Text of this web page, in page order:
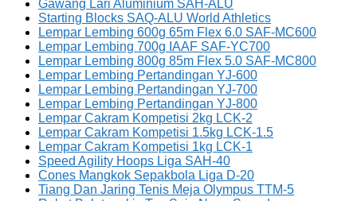
Gawang Lari Aluminium SAH-ALU
Starting Blocks SAQ-ALU World Athletics
Lempar Lembing 600g 65m Flex 6.0 SAF-MC600
Lempar Lembing 700g IAAF SAF-YC700
Lempar Lembing 800g 85m Flex 5.0 SAF-MC800
Lempar Lembing Pertandingan YJ-600
Lempar Lembing Pertandingan YJ-700
Lempar Lembing Pertandingan YJ-800
Lempar Cakram Kompetisi 2kg LCK-2
Lempar Cakram Kompetisi 1.5kg LCK-1.5
Lempar Cakram Kompetisi 1kg LCK-1
Speed Agility Hoops Liga SAH-40
Cones Mangkok Sepakbola Liga D-20
Tiang Dan Jaring Tenis Meja Olympus TTM-5